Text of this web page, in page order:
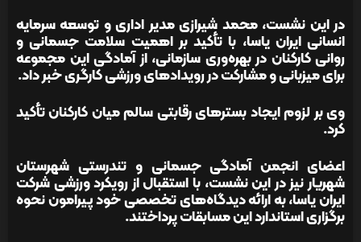
در این نشست، محمد شیرازی مدیر اداری و توسعه سرمایه
انسانی ایران یاسا، با تأکید بر اهمیت سلامت جسمانی و
روانی کارکنان در بهره‌وری سازمانی، از آمادگی این مجموعه
برای میزبانی و مشارکت در رویدادهای ورزشی کارگری خبر داد.
وی بر لزوم ایجاد بسترهای رقابتی سالم میان کارکنان تأکید
کرد.
اعضای انجمن آمادگی جسمانی و تندرستی شهرستان
شهریار نیز در این نشست، با استقبال از رویکرد ورزشی شرکت
ایران یاسا، به ارائه دیدگاه‌های تخصصی خود پیرامون نحوه
برگزاری استاندارد این مسابقات پرداختند.